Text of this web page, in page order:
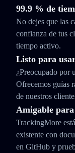
99.9 % de
No dejes que las
confianza de tus
tiempo activo.
Listo para
¿Preocupado por
Ofrecemos guías
de nuestros
Amigable
TrackingMore
existente con
en GitHub y